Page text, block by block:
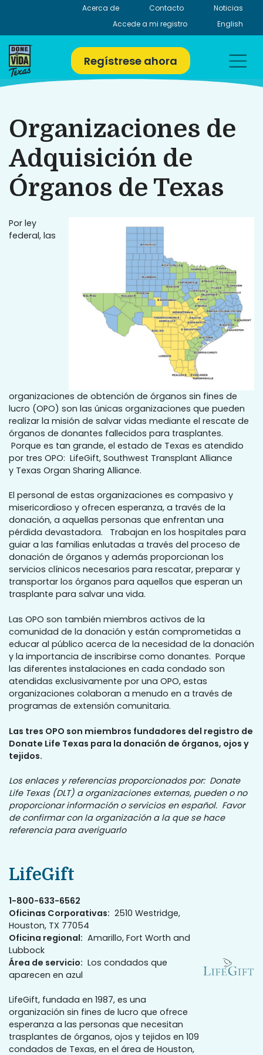
Acerca de Contacto
Noticias
Accede a mi registro
English
Regístrese ahora
Organizaciones de
Adquisición de
Órganos de Texas
Por ley
federal, las
organizaciones de obtención de órganos sin fines de
lucro (OPO) son las únicas organizaciones que pueden
realizar la misión de salvar vidas mediante el rescate de
órganos de donantes fallecidos para trasplantes.
Porque es tan grande, el estado de Texas es atendido
por tres OPO: LifeGift, Southwest Transplant Alliance
y Texas Organ Sharing Alliance.
El personal de estas organizaciones es compasivo y
misericordioso y ofrecen esperanza, a través de la
donación, a aquellas personas que enfrentan una
pérdida devastadora. Trabajan en los hospitales para
guiar a las familias enlutadas a través del proceso de
donación de órganos y además proporcionan los
servicios clínicos necesarios para rescatar, preparar y
transportar los órganos para aquellos que esperan un
trasplante para salvar una vida.
Las OPO son también miembros activos de la
comunidad de la donación y están comprometidas a
educar al público acerca de la necesidad de la donación
y la importancia de inscribirse como donantes. Porque
las diferentes instalaciones en cada condado son
atendidas exclusivamente por una OPO, estas
organizaciones colaboran a menudo en a través de
programas de extensión comunitaria.
Las tres OPO son miembros fundadores del registro de
Donate Life Texas para la donación de órganos, ojos y
tejidos.
Los enlaces y referencias proporcionados por: Donate
Life Texas (DLT) a organizaciones externas, pueden o no
proporcionar información o servicios en español. Favor
de confirmar con la organización a la que se hace
referencia para averiguarlo
LifeGift
1-800-633-6562
Oficinas Corporativas: 2510 Westridge,
Houston, TX 77054
Oficina regional: Amarillo, Fort Worth and
Lubbock
Área de servicio: Los condados que
aparecen en azul
LifeGift, fundada en 1987, es una
organización sin fines de lucro que ofrece
esperanza a las personas que necesitan
trasplantes de órganos, ojos y tejidos en 109
condados de Texas, en el área de Houston,